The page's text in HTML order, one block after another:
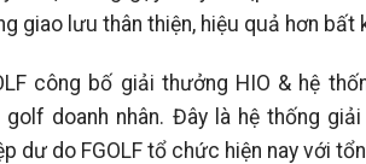
giao lưu thân thiện, hiệu quả hơn
công bố giải thưởng HIO & hệ
golf doanh nhân. Đây là hệ thống
dư do FGOLF tổ chức hiện nay với